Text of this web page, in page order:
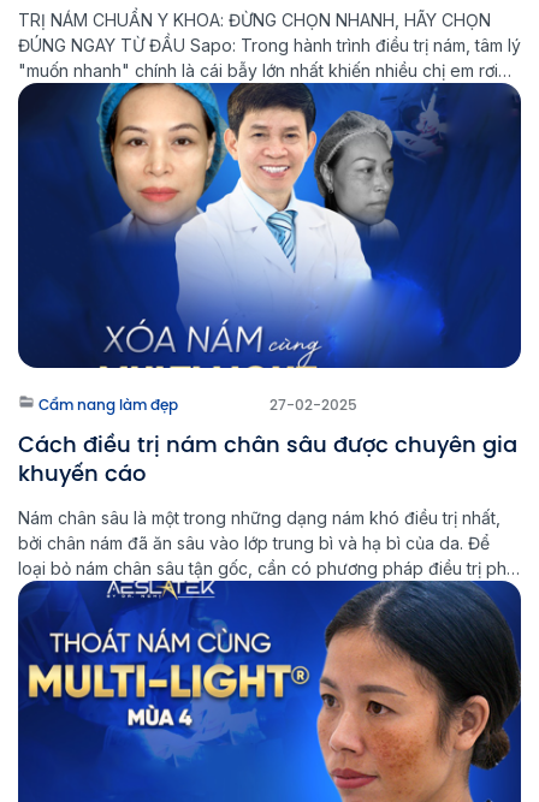
TRỊ NÁM CHUẨN Y KHOA: ĐỪNG CHỌN NHANH, HÃY CHỌN
ĐÚNG NGAY TỪ ĐẦU Sapo: Trong hành trình điều trị nám, tâm lý
"muốn nhanh" chính là cái bẫy lớn nhất khiến nhiều chị em rơi
vào vòng lặp: Điều trị - Tái phát - Nặng hơn. Tại Phòng khám
Laser Thẩm mỹ Aeslatek, chúng […]
Cẩm nang làm đẹp 27-02-2025
Cách điều trị nám chân sâu được chuyên gia
khuyến cáo
Nám chân sâu là một trong những dạng nám khó điều trị nhất,
bởi chân nám đã ăn sâu vào lớp trung bì và hạ bì của da. Để
loại bỏ nám chân sâu tận gốc, cần có phương pháp điều trị phù
hợp và kiên trì trong quá trình chăm sóc da. Multi Light […]